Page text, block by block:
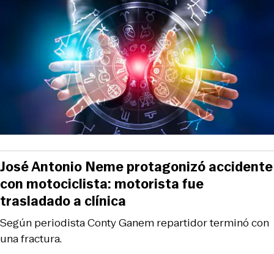
Según periodista Conty Ganem repartidor terminó con
una fractura.
José Antonio Neme protagonizó accidente
con motociclista: motorista fue
trasladado a clínica